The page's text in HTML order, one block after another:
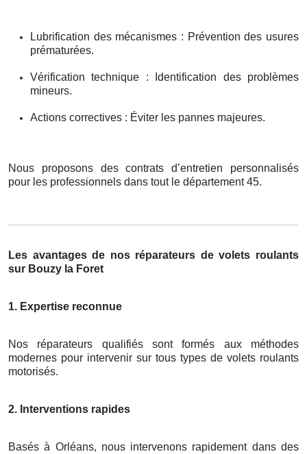
Lubrification des mécanismes : Prévention des usures
prématurées.
Vérification technique : Identification des problèmes
mineurs.
Actions correctives : Éviter les pannes majeures.
Nous proposons des contrats d’entretien personnalisés
pour les professionnels dans tout le département 45.
Les avantages de nos réparateurs de volets roulants
sur Bouzy la Foret
1. Expertise reconnue
Nos réparateurs qualifiés sont formés aux méthodes
modernes pour intervenir sur tous types de volets roulants
motorisés.
2. Interventions rapides
Basés à Orléans, nous intervenons rapidement dans des